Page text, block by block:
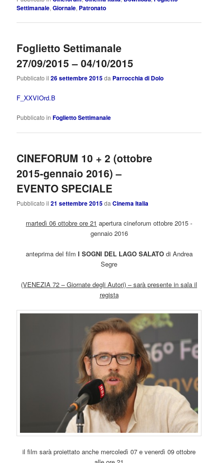
Settimanale,Giornale, Patronato
Foglietto Settimanale
27/09/2015 – 04/10/2015
Pubblicato il26 settembre 2015da Parrocchia di Dolo
F_XXVIOrd.B
Pubblicato in Foglietto Settimanale
CINEFORUM 10 + 2 (ottobre
2015-gennaio 2016) –
EVENTO SPECIALE
Pubblicato il21 settembre 2015daCinema Italia
martedì 06 ottobre ore 21 apertura cineforum ottobre 2015 -
gennaio 2016
anteprima del film I SOGNI DEL LAGO SALATOdi Andrea
Segre
(VENEZIA 72 – Giornate degli Autori) – sarà presente in sala il
regista
il film sarà proiettato anche mercoledì 07 e venerdì 09 ottobre